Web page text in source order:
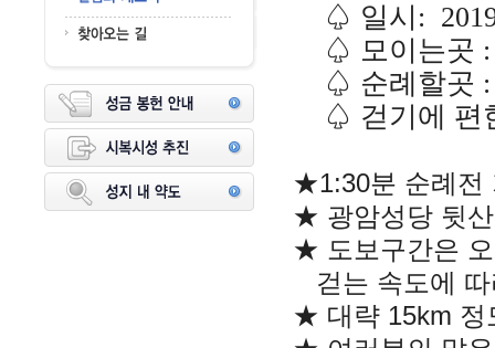
♤ 일시: 2019
♤ 모이는곳 :
♤ 순례할곳 :
♤ 걷기에 편
★1:30분 순례전
★ 광암성당 뒷
★ 도보구간은
걷는 속도에
★ 대략 15km 정